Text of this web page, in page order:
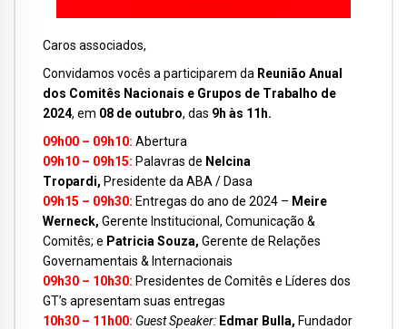
Caros associados,
Convidamos vocês a participarem da Reunião Anual
dos Comitês Nacionais e Grupos de Trabalho de
2024, em 08 de outubro, das 9h às 11h.
09h00 – 09h10: Abertura
09h10 – 09h15: Palavras de Nelcina
Tropardi, Presidente da ABA / Dasa
09h15 – 09h30: Entregas do ano de 2024 – Meire
Werneck, Gerente Institucional, Comunicação &
Comitês; e Patricia Souza, Gerente de Relações
Governamentais & Internacionais
09h30 – 10h30: Presidentes de Comitês e Líderes dos
GT’s apresentam suas entregas
10h30 – 11h00: Guest Speaker: Edmar Bulla, Fundador